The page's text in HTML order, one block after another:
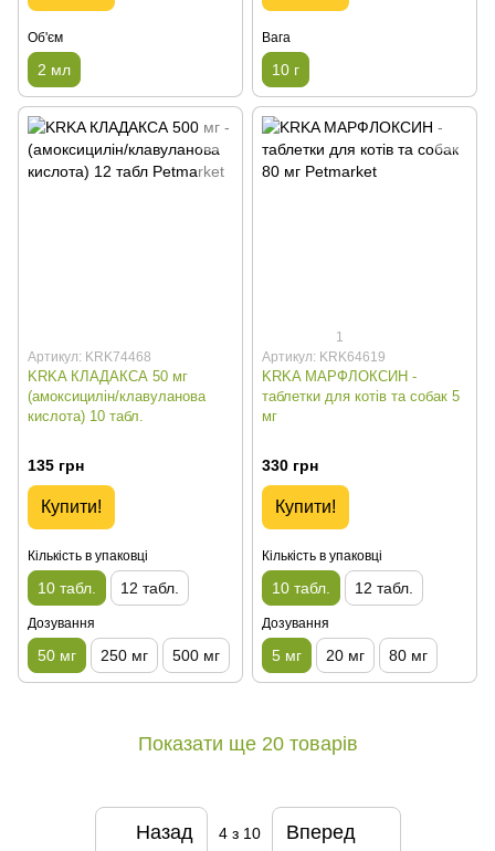
Об'єм
2 мл
Вага
10 г
Артикул: KRK74468
KRKA КЛАДАКСА 50 мг
(амоксицилін/клавуланова
кислота) 10 табл.
135 грн
Купити!
Кількість в упаковці
10 табл. 12 табл.
Дозування
50 мг 250 мг 500 мг
1
Артикул: KRK64619
KRKA МАРФЛОКСИН -
таблетки для котів та собак 5
мг
330 грн
Купити!
Кількість в упаковці
10 табл. 12 табл.
Дозування
5 мг 20 мг 80 мг
Показати ще 20 товарів
Назад 4з 10 Вперед